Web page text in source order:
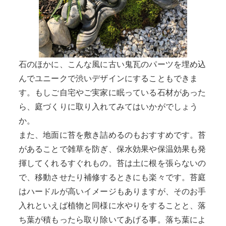
石のほかに、こんな風に古い鬼瓦のパーツを埋め込
んでユニークで渋いデザインにすることもできま
す。もしご自宅やご実家に眠っている石材があった
ら、庭づくりに取り入れてみてはいかがでしょう
か。
また、地面に苔を敷き詰めるのもおすすめです。苔
があることで雑草を防ぎ、保水効果や保温効果も発
揮してくれるすぐれもの。苔は土に根を張らないの
で、移動させたり補修するときにも楽々です。苔庭
はハードルが高いイメージもありますが、そのお手
入れといえば植物と同様に水やりをすることと、落
ち葉が積もったら取り除いてあげる事。落ち葉によ